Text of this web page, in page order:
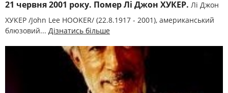
21 червня 2001 року. Помер Лі Джон ХУКЕР. Лі Джон
ХУКЕР /John Lee HOOKER/ (22.8.1917 - 2001), американський
блюзовий... Дізнатись більше